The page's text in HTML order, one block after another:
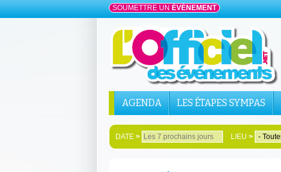
SOUMETTRE UN ÉVÉNEMENT
AGENDA LES ÉTAPES SYMPAS
DATE> LIEU>